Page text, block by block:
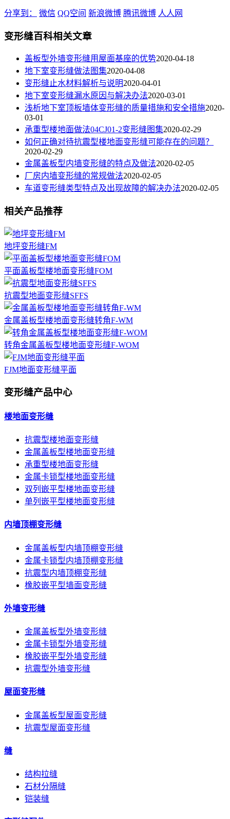
分享到： 微信 QQ空间 新浪微博 腾讯微博 人人网
变形缝百科相关文章
盖板型外墙变形缝用屋面基座的优势2020-04-18
地下室变形缝做法图集2020-04-08
变形缝止水材料解析与说明2020-04-01
地下室变形缝漏水原因与解决办法2020-03-01
浅析地下室顶板墙体变形缝的质量措施和安全措施2020-
03-01
承重型楼地面做法04CJ01-2变形缝图集2020-02-29
如何正确对待抗震型楼地面变形缝可能存在的问题？
2020-02-29
金属盖板型内墙变形缝的特点及做法2020-02-05
厂房内墙变形缝的常规做法2020-02-05
车道变形缝类型特点及出现故障的解决办法2020-02-05
相关产品推荐
地坪变形缝FM
平面盖板型楼地面变形缝FOM
抗震型地面变形缝SFFS
金属盖板型楼地面变形缝转角F-WM
转角金属盖板型楼地面变形缝F-WOM
FJM地面变形缝平面
变形缝产品中心
楼地面变形缝
抗震型楼地面变形缝
金属盖板型楼地面变形缝
承重型楼地面变形缝
金属卡锁型楼地面变形缝
双列嵌平型楼地面变形缝
单列嵌平型楼地面变形缝
内墙顶棚变形缝
金属盖板型内墙顶棚变形缝
金属卡锁型内墙顶棚变形缝
抗震型内墙顶棚变形缝
橡胶嵌平型墙面变形缝
外墙变形缝
金属盖板型外墙变形缝
金属卡锁型外墙变形缝
橡胶嵌平型外墙变形缝
抗震型外墙变形缝
屋面变形缝
金属盖板型屋面变形缝
抗震型屋面变形缝
缝
结构拉缝
石材分隔缝
铠装缝